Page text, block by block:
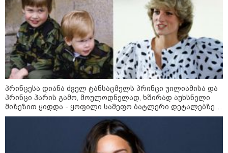
პრინცესა დიანა ძველ ტანსაცმელს პრინცი უილიამისა და
პრინცი ჰარის გამო, მოულოდნელად, ხშირად აუხსნელი
მიზეზით ყიდდა - ყოფილი სამეფო ბატლერი დეტალებზე
საკუთარ წიგნში საუბრობს